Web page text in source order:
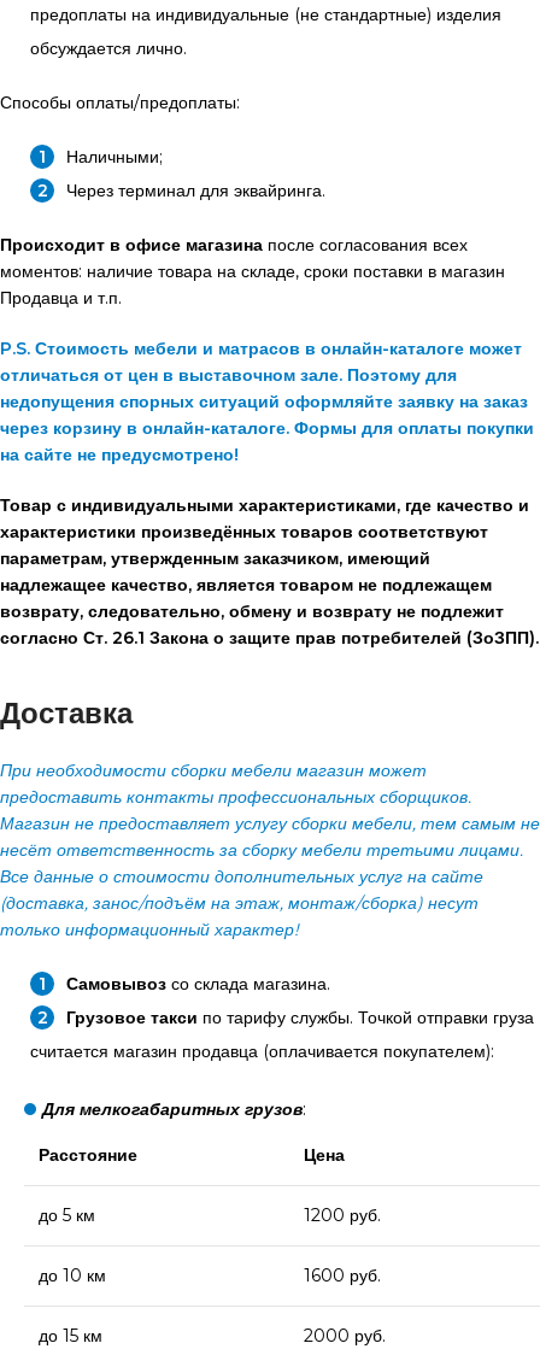
предоплаты на индивидуальные (не стандартные) изделия
обсуждается лично.
Способы оплаты/предоплаты:
Наличными;
Через терминал для эквайринга.
Происходит в офисе магазина после согласования всех
моментов: наличие товара на складе, сроки поставки в магазин
Продавца и т.п.
P.S. Стоимость мебели и матрасов в онлайн-каталоге может
отличаться от цен в выставочном зале. Поэтому для
недопущения спорных ситуаций оформляйте заявку на заказ
через корзину в онлайн-каталоге. Формы для оплаты покупки
на сайте не предусмотрено!
Товар с индивидуальными характеристиками, где качество и
характеристики произведённых товаров соответствуют
параметрам, утвержденным заказчиком, имеющий
надлежащее качество, является товаром не подлежащем
возврату, следовательно, обмену и возврату не подлежит
согласно Ст. 26.1 Закона о защите прав потребителей (ЗоЗПП).
Доставка
При необходимости сборки мебели магазин может
предоставить контакты профессиональных сборщиков.
Магазин не предоставляет услугу сборки мебели, тем самым не
несёт ответственность за сборку мебели третьими лицами.
Все данные о стоимости дополнительных услуг на сайте
(доставка, занос/подъём на этаж, монтаж/сборка) несут
только информационный характер!
Самовывоз со склада магазина.
Грузовое такси по тарифу службы. Точкой отправки груза
считается магазин продавца (оплачивается покупателем):
Для мелкогабаритных грузов:
Расстояние Цена
до 5 км 1200 руб.
до 10 км 1600 руб.
до 15 км 2000 руб.